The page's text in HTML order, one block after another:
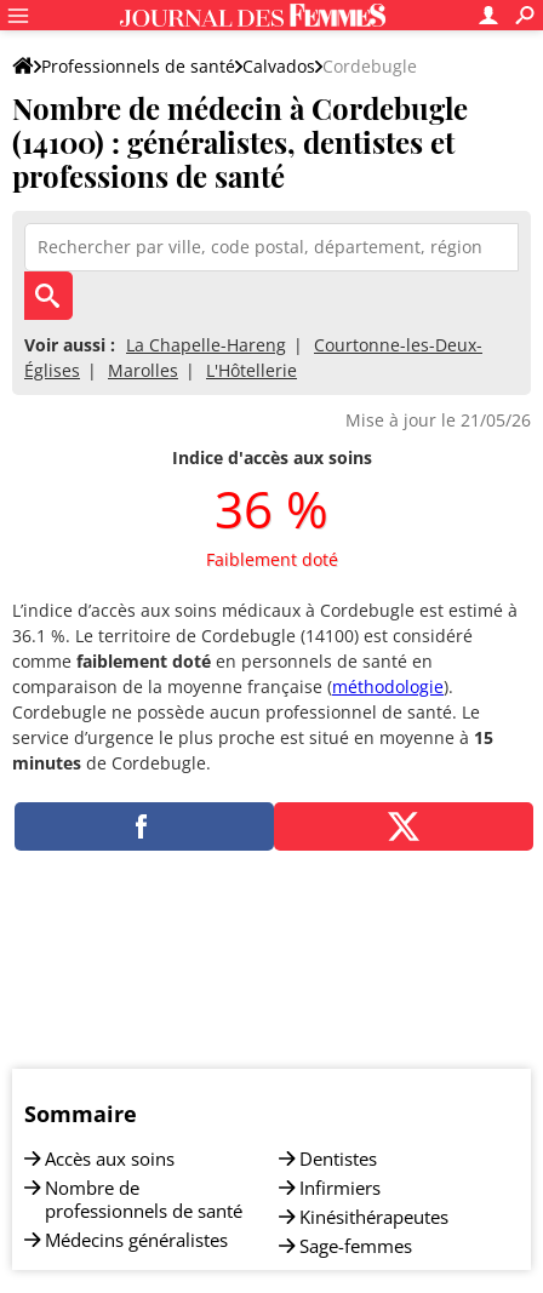
Professionnels de santé Calvados Cordebugle
Nombre de médecin à Cordebugle
(14100) : généralistes, dentistes et
professions de santé
Voir aussi : La Chapelle-Hareng
Courtonne-les-Deux-
Églises
Marolles L'Hôtellerie
Mise à jour le 21/05/26
Indice d'accès aux soins
36 %
Faiblement doté
L’indice d’accès aux soins médicaux à Cordebugle est estimé à
36.1 %. Le territoire de Cordebugle (14100) est considéré
comme faiblement doté en personnels de santé en
comparaison de la moyenne française (méthodologie).
Cordebugle ne possède aucun professionnel de santé. Le
service d’urgence le plus proche est situé en moyenne à 15
minutes de Cordebugle.
Sommaire
Accès aux soins
Nombre de
professionnels de santé
Médecins généralistes
Dentistes
Infirmiers
Kinésithérapeutes
Sage-femmes